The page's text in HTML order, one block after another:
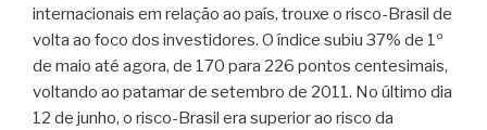
internacionais em relação ao país, trouxe o risco-Brasil de
volta ao foco dos investidores. O índice subiu 37% de 1º
de maio até agora, de 170 para 226 pontos centesimais,
voltando ao patamar de setembro de 2011. No último dia
12 de junho, o risco-Brasil era superior ao risco da